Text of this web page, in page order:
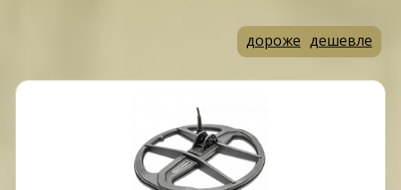
дороже дешевле